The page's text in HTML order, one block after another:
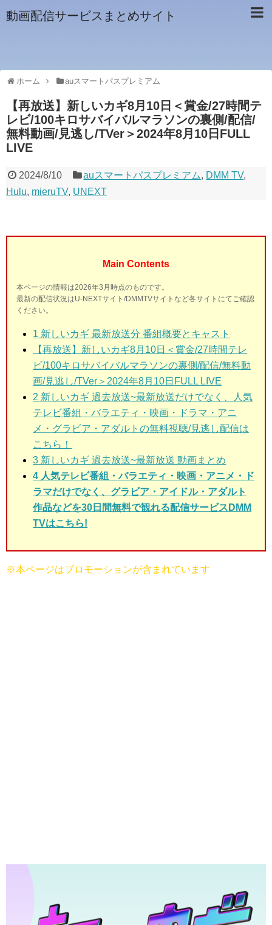
動画配信サービスまとめサイト
ホーム auスマートパスプレミアム
【再放送】新しいカギ8月10日＜賞金/27時間テ
レビ/100キロサバイバルマラソンの裏側/配信/
無料動画/見逃し/TVer＞2024年8月10日FULL
LIVE
2024/8/10 auスマートパスプレミアム, DMM TV,
Hulu, mieruTV, UNEXT
Main Contents
本ページの情報は2026年3月時点のものです。
最新の配信状況はU-NEXTサイト/DMMTVサイトなど各サイトにてご確認
ください。
1 新しいカギ 最新放送分 番組概要とキャスト
【再放送】新しいカギ8月10日＜賞金/27時間テレ
ビ/100キロサバイバルマラソンの裏側/配信/無料動
画/見逃し/TVer＞2024年8月10日FULL LIVE
2 新しいカギ 過去放送~最新放送だけでなく、人気
テレビ番組・バラエティ・映画・ドラマ・アニ
メ・グラビア・アダルトの無料視聴/見逃し配信は
こちら！
3 新しいカギ 過去放送~最新放送 動画まとめ
4 人気テレビ番組・バラエティ・映画・アニメ・ド
ラマだけでなく、グラビア・アイドル・アダルト
作品などを30日間無料で観れる配信サービスDMM
TVはこちら!
※本ページはプロモーションが含まれています